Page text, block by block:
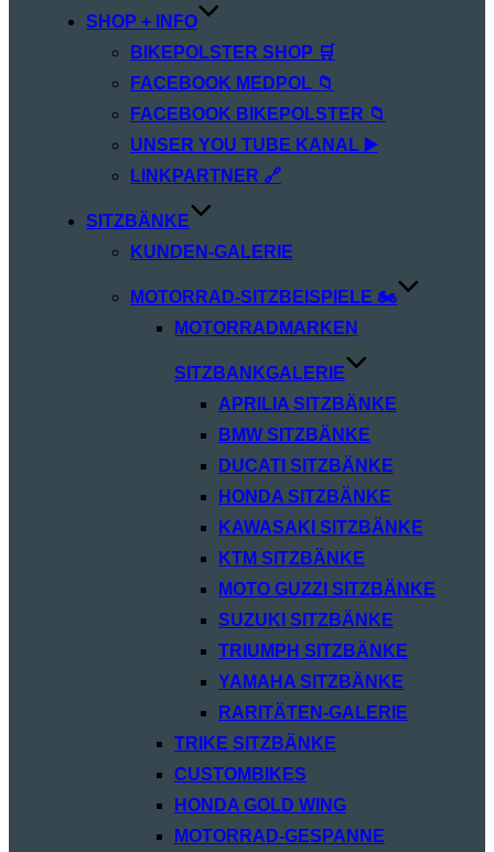
SHOP + INFO
BIKEPOLSTER SHOP 🛒
FACEBOOK MEDPOL 📁
FACEBOOK BIKEPOLSTER 📁
UNSER YOU TUBE KANAL ▶️
LINKPARTNER 🔗
SITZBÄNKE
KUNDEN-GALERIE
MOTORRAD-SITZBEISPIELE 🏍️
MOTORRADMARKEN
SITZBANKGALERIE
APRILIA SITZBÄNKE
BMW SITZBÄNKE
DUCATI SITZBÄNKE
HONDA SITZBÄNKE
KAWASAKI SITZBÄNKE
KTM SITZBÄNKE
MOTO GUZZI SITZBÄNKE
SUZUKI SITZBÄNKE
TRIUMPH SITZBÄNKE
YAMAHA SITZBÄNKE
RARITÄTEN-GALERIE
TRIKE SITZBÄNKE
CUSTOMBIKES
HONDA GOLD WING
MOTORRAD-GESPANNE